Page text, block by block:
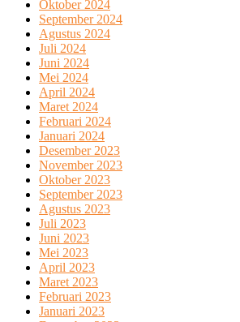
Oktober 2024
September 2024
Agustus 2024
Juli 2024
Juni 2024
Mei 2024
April 2024
Maret 2024
Februari 2024
Januari 2024
Desember 2023
November 2023
Oktober 2023
September 2023
Agustus 2023
Juli 2023
Juni 2023
Mei 2023
April 2023
Maret 2023
Februari 2023
Januari 2023